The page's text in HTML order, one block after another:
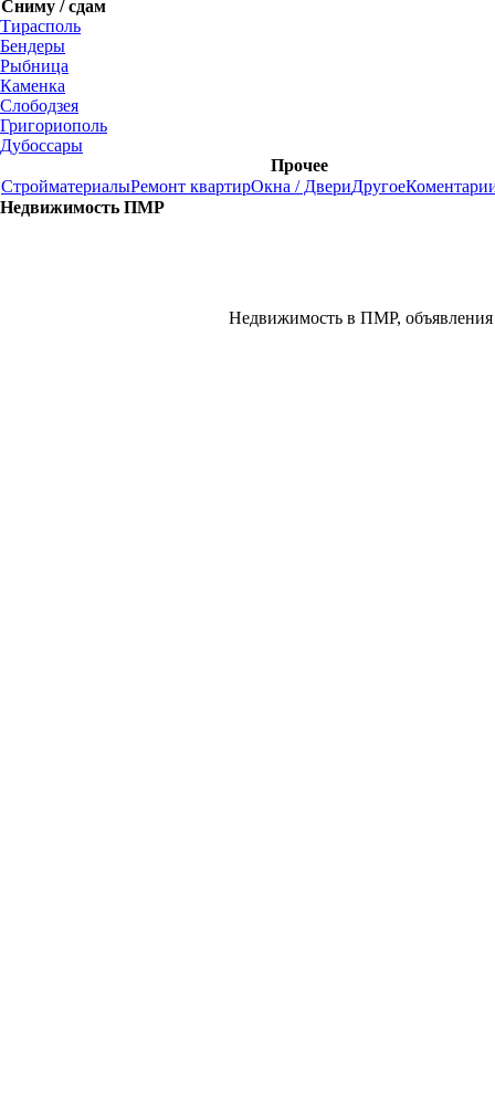
Сниму / сдам
Тирасполь
Бендеры
Рыбница
Каменка
Слободзея
Григориополь
Дубоссары
Прочее
СтройматериалыРемонт квартирОкна / ДвериДругое
Недвижимость ПМР
Недвижимость в ПМР, объявления